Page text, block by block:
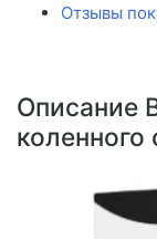
Отзывы
Описание
коленного